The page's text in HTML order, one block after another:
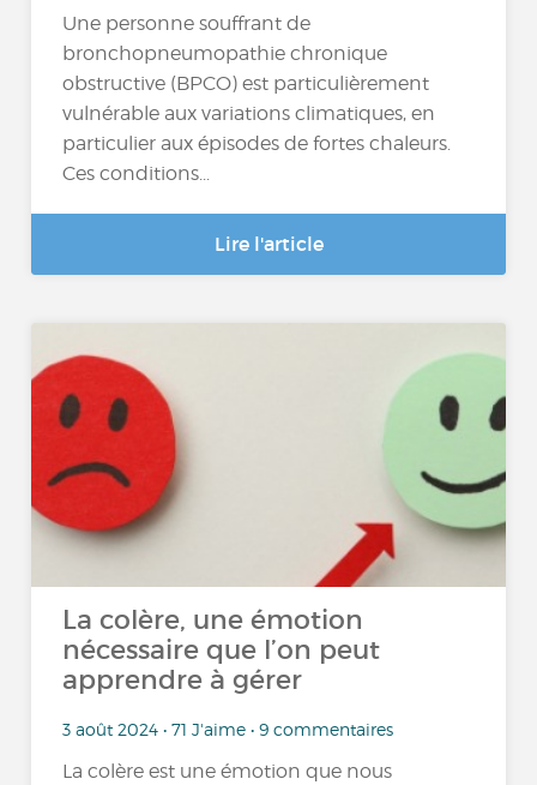
Une personne souffrant de
bronchopneumopathie chronique
obstructive (BPCO) est particulièrement
vulnérable aux variations climatiques, en
particulier aux épisodes de fortes chaleurs.
Ces conditions...
Lire l'article
La colère, une émotion
nécessaire que l’on peut
apprendre à gérer
3 août 2024 • 71 J'aime • 9 commentaires
La colère est une émotion que nous